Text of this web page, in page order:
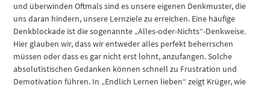
und überwinden Oftmals sind es unsere eigenen Denkmuster, die
uns daran hindern, unsere Lernziele zu erreichen. Eine häufige
Denkblockade ist die sogenannte „Alles-oder-Nichts“-Denkweise.
Hier glauben wir, dass wir entweder alles perfekt beherrschen
müssen oder dass es gar nicht erst lohnt, anzufangen. Solche
absolutistischen Gedanken können schnell zu Frustration und
Demotivation führen. In „Endlich Lernen lieben“ zeigt Krüger, wie